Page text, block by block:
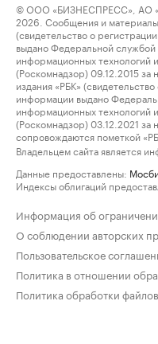
© ООО «БИЗНЕСПРЕСС», АО
2026. Сообщения и
(свидетельство о
выдано Федеральной службой
информационных технологий
(Роскомнадзор) 09.12.2015
издания «РБК»
информации выдано
информационных технологий
(Роскомнадзор) 03.12.2021
сопровождаются пометкой
Владельцем сайта является
Данные предоставлены:
Индексы облигаций
Информация об
О соблюдении авторских
Пользовательское
Политика в отношении
Политика обработки